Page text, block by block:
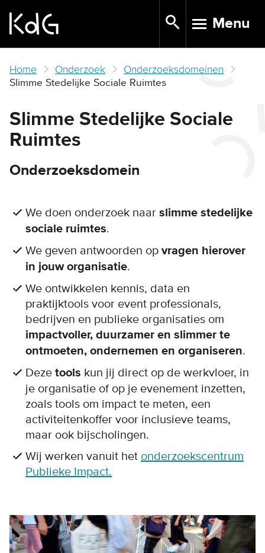
main
TOGGLE
Menu
Home Onderzoek
Onderzoeksdomeinen
Slimme Stedelijke Sociale Ruimtes
Slimme Stedelijke Sociale
Ruimtes
Onderzoeksdomein
We doen onderzoek naar slimme stedelijke
sociale ruimtes.
We geven antwoorden op vragen hierover
in jouw organisatie.
We ontwikkelen kennis, data en
praktijktools voor event professionals,
bedrijven en publieke organisaties om
impactvoller, duurzamer en slimmer te
ontmoeten, ondernemen en organiseren.
Deze tools kun jij direct op de werkvloer, in
je organisatie of op je evenement inzetten,
zoals tools om impact te meten, een
activiteitenkoffer voor inclusieve teams,
maar ook bijscholingen.
Wij werken vanuit het onderzoekscentrum
Publieke Impact.